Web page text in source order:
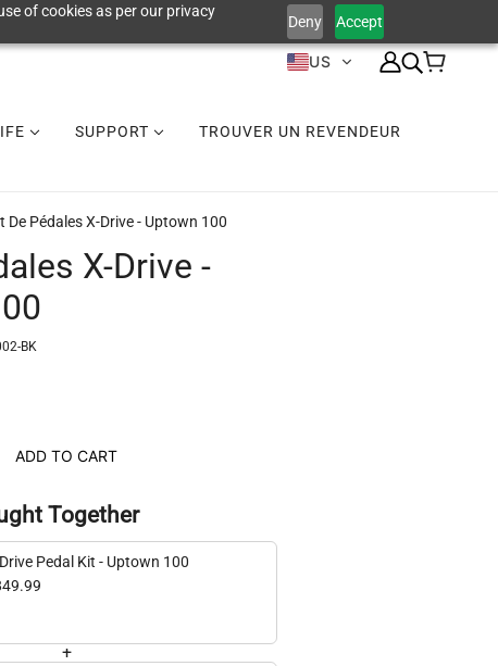
of cookies as per our privacy
Deny Accept
US
SUPPORT TROUVER UN REVENDEUR
De Pédales X-Drive - Uptown 100
X-Drive -
BK
ADD TO CART
Together
Pedal Kit - Uptown 100
+